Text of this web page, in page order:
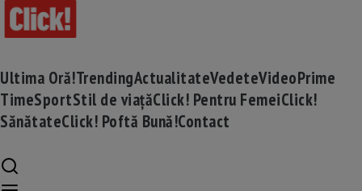
Ultima Oră!TrendingActualitateVedeteVideoPrime
TimeSportStil de viațăClick! Pentru FemeiClick!
SănătateClick! Poftă Bună!Contact